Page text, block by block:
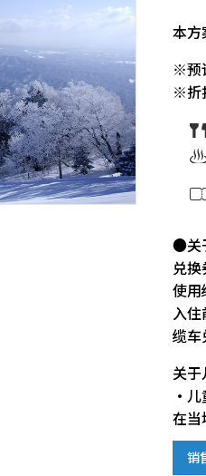
本方
※预
※折
●关
兑
使用
入住
缆车
关于
・
在当
销